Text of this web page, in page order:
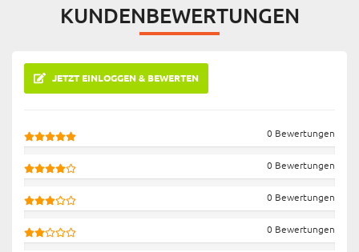
KUNDENBEWERTUNGEN
JETZT EINLOGGEN & BEWERTEN
0 Bewertungen
0 Bewertungen
0 Bewertungen
0 Bewertungen